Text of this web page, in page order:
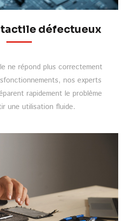
défectueux
ne répond plus correctement
nos experts
rapidement le problème
une utilisation fluide.